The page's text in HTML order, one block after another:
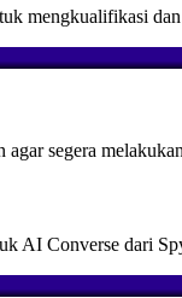
mengkualifikasi
segera
AI Converse dari